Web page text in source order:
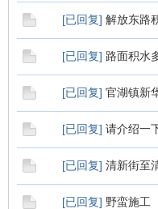
[已回复] 解放东路
[已回复] 路面积水
[已回复] 官湖镇新
[已回复] 请介绍一
[已回复] 清新街至
[已回复] 野蛮施工